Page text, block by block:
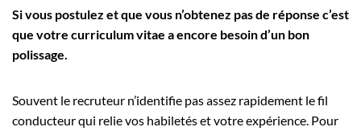
Si vous postulez et que vous n’obtenez pas de réponse c’est
que votre curriculum vitae a encore besoin d’un bon
polissage.
Souvent le recruteur n’identifie pas assez rapidement le fil
conducteur qui relie vos habiletés et votre expérience. Pour